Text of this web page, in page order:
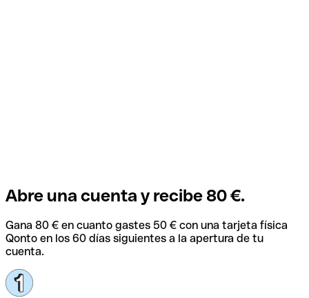
Abre una cuenta y recibe 80 €.
Gana 80 € en cuanto gastes 50 € con una tarjeta física
Qonto en los 60 días siguientes a la apertura de tu
cuenta.